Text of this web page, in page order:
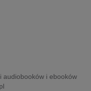
audiobooków i ebooków